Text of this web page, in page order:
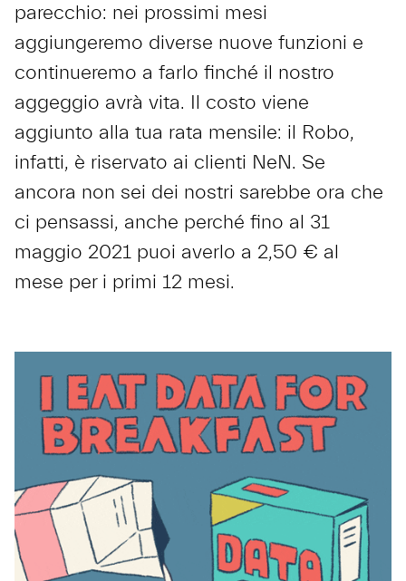
parecchio: nei prossimi mesi
aggiungeremo diverse nuove funzioni e
continueremo a farlo finché il nostro
aggeggio avrà vita. Il costo viene
aggiunto alla tua rata mensile: il Robo,
infatti, è riservato ai clienti NeN. Se
ancora non sei dei nostri sarebbe ora che
ci pensassi, anche perché fino al 31
maggio 2021 puoi averlo a 2,50 € al
mese per i primi 12 mesi.